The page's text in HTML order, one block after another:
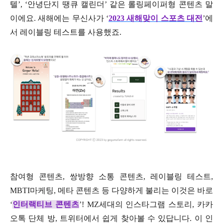
텔’, ‘안녕단지 땡큐 캘린더’ 같은 롤링페이퍼형 콘텐츠 말
이에요. 새해에는 무신사가 ‘2023 새해맞이 스포츠 대전 ’에
서 레이블링 테스트를 사용했죠.
참여형 콘텐츠, 쌍방향 소통 콘텐츠, 레이블링 테스트,
MBTI마케팅, 메타 콘텐츠 등 다양하게 불리는 이것은 바로
‘인터랙티브 콘텐츠’! MZ세대의 인스타그램 스토리, 카카
오톡 단체 방, 트위터에서 쉽게 찾아볼 수 있답니다. 이 인